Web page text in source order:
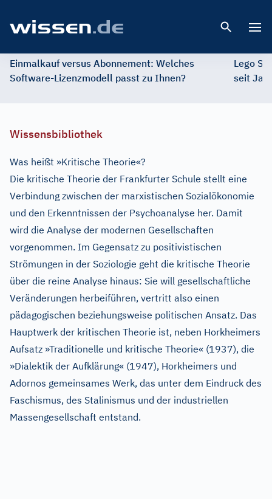
Einmalkauf versus Abonnement: Welches
Software-Lizenzmodell passt zu Ihnen?
Lego
seit
Wissensbibliothek
Was heißt »Kritische Theorie«?
Die kritische Theorie der Frankfurter Schule stellt eine
Verbindung zwischen der marxistischen Sozialökonomie
und den Erkenntnissen der Psychoanalyse her. Damit
wird die Analyse der modernen Gesellschaften
vorgenommen. Im Gegensatz zu positivistischen
Strömungen in der Soziologie geht die kritische Theorie
über die reine Analyse hinaus: Sie will gesellschaftliche
Veränderungen herbeiführen, vertritt also einen
pädagogischen beziehungsweise politischen Ansatz. Das
Hauptwerk der kritischen Theorie ist, neben Horkheimers
Aufsatz »Traditionelle und kritische Theorie« (1937), die
»Dialektik der Aufklärung« (1947), Horkheimers und
Adornos gemeinsames Werk, das unter dem Eindruck des
Faschismus, des Stalinismus und der industriellen
Massengesellschaft entstand.